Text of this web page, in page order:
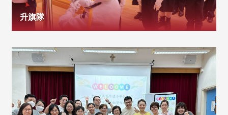
升旗隊